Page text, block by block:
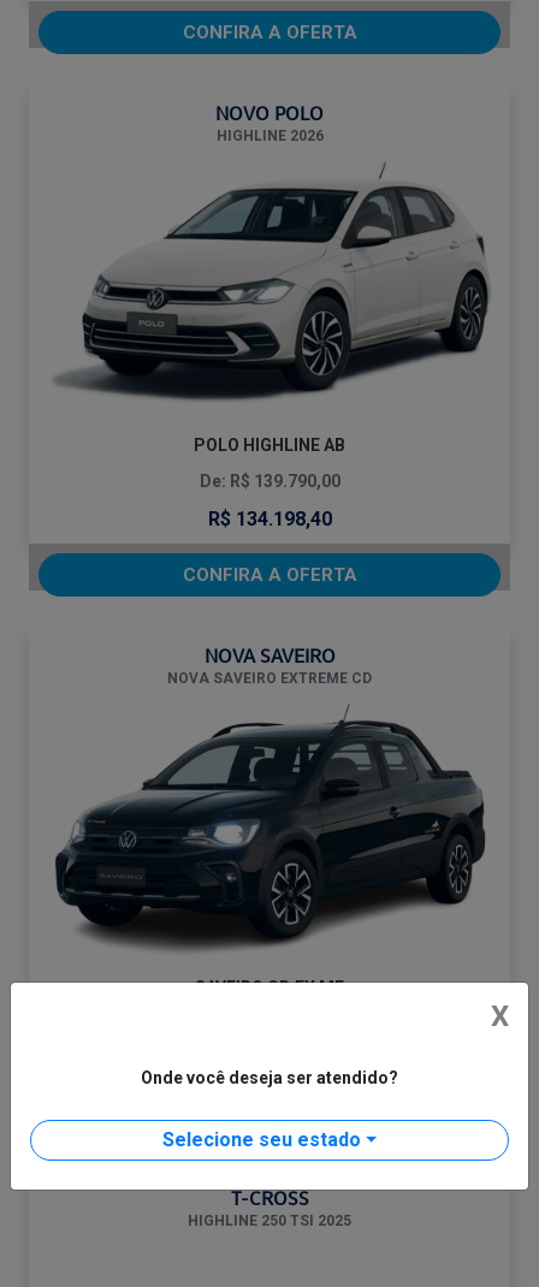
CONFIRA A OFERTA
NOVO POLO
HIGHLINE 2026
POLO HIGHLINE AB
De: R$ 139.790,00
R$ 134.198,40
CONFIRA A OFERTA
NOVA SAVEIRO
NOVA SAVEIRO EXTREME CD
SAVEIRO CD EX MF
CONFIRA A OFERTA
T-CROSS
HIGHLINE 250 TSI 2025
X
Onde você deseja ser atendido?
Selecione seu estado